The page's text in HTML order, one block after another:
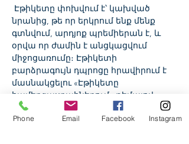
նրանից, թե որ երկրում ենք մենք
գտնվում, արդյոք պրեմիերան է, և
օրվա որ ժամին է անցկացվում
միջոցառումը։ Էթիկետի
բարձրագույն դպրոցը հրավիրում է
մասնակցելու «Էթիկետը
համերգասրահներում» թեմայով
առցանց վարպետության դասի։
Վարպետության դասի ընթացքում
Phone Email Facebook Instagram